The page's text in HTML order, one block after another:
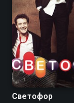
6.9 5.9
Светофор